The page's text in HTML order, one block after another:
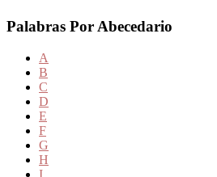
Palabras Por Abecedario
A
B
C
D
E
F
G
H
I